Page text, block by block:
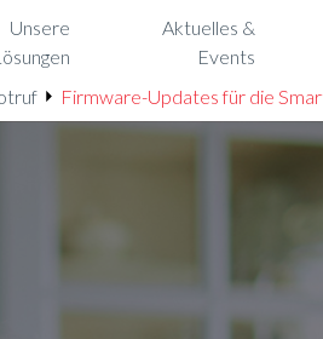
Firmware-Updates für die
Unsere
Aktuelles &
Events